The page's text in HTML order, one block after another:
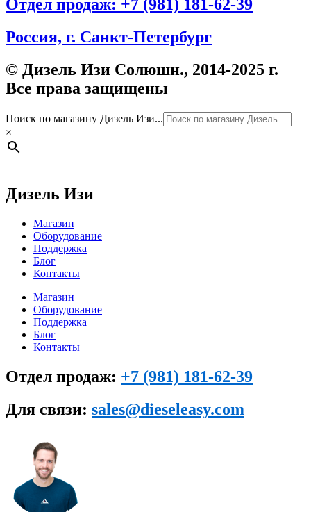
Отдел продаж: +7 (981) 181-62-39
Россия, г. Санкт-Петербург
© Дизель Изи Солюшн., 2014-2025 г.
Все права защищены
Поиск по магазину Дизель Изи...
×
Дизель Изи
Магазин
Оборудование
Поддержка
Блог
Контакты
Магазин
Оборудование
Поддержка
Блог
Контакты
Отдел продаж: +7 (981) 181-62-39
Для связи: sales@dieseleasy.com